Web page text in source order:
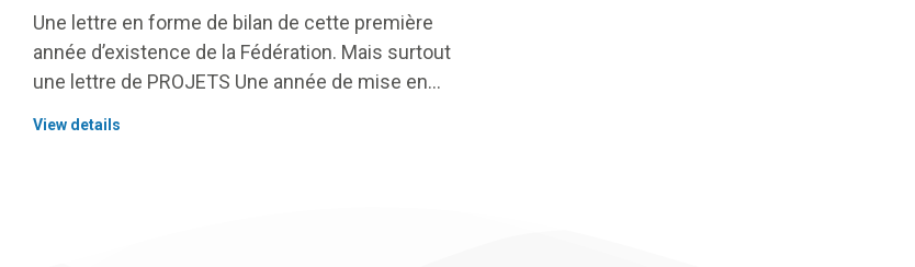
Une lettre en forme de bilan de cette première
année d’existence de la Fédération. Mais surtout
une lettre de PROJETS Une année de mise en…
View details